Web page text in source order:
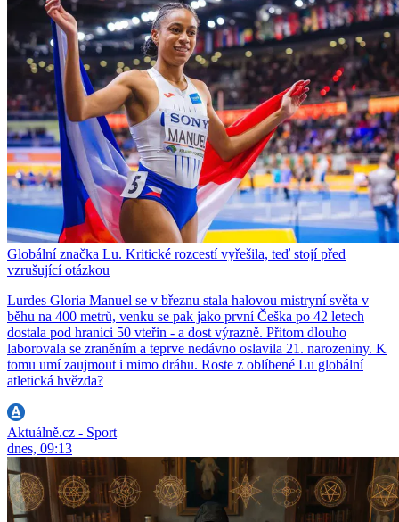
Globální značka Lu. Kritické rozcestí vyřešila, teď stojí před
vzrušující otázkou
Lurdes Gloria Manuel se v březnu stala halovou mistryní světa v
běhu na 400 metrů, venku se pak jako první Češka po 42 letech
dostala pod hranici 50 vteřin - a dost výrazně. Přitom dlouho
laborovala se zraněním a teprve nedávno oslavila 21. narozeniny. K
tomu umí zaujmout i mimo dráhu. Roste z oblíbené Lu globální
atletická hvězda?
Aktuálně.cz - Sport
dnes, 09:13